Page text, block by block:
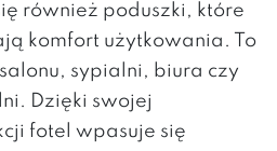
również poduszki, które
komfort użytkowania. To
sypialni, biura czy
Dzięki swojej
fotel wpasuje się